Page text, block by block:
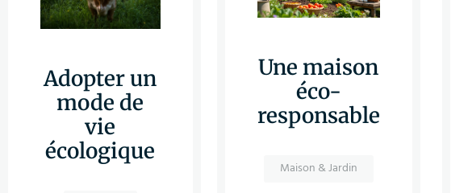
Adopter un
mode de
vie
écologique
Une maison
éco-
responsable
Maison & Jardin